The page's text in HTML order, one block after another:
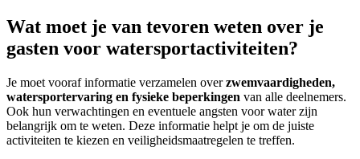
Wat moet je van tevoren weten over je
gasten voor watersportactiviteiten?
Je moet vooraf informatie verzamelen overzwemvaardigheden,
watersportervaring en fysieke beperkingen van alle deelnemers.
Ook hun verwachtingen en eventuele angsten voor water zijn
belangrijk om te weten. Deze informatie helpt je om de juiste
activiteiten te kiezen en veiligheidsmaatregelen te treffen.